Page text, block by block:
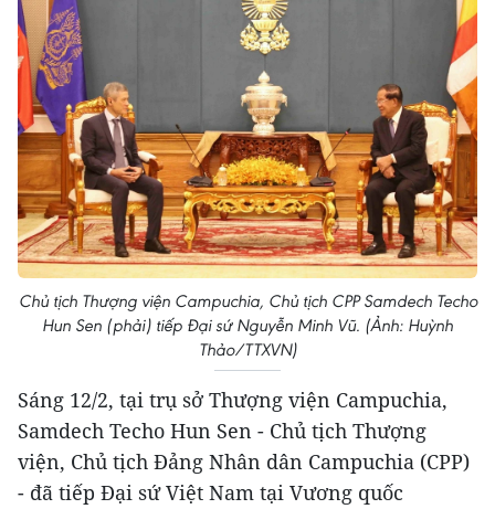
Chủ tịch Thượng viện Campuchia, Chủ tịch CPP Samdech Techo
Hun Sen (phải) tiếp Đại sứ Nguyễn Minh Vũ. (Ảnh: Huỳnh
Thảo/TTXVN)
Sáng 12/2, tại trụ sở Thượng viện Campuchia,
Samdech Techo Hun Sen - Chủ tịch Thượng
viện, Chủ tịch Đảng Nhân dân Campuchia (CPP)
- đã tiếp Đại sứ Việt Nam tại Vương quốc